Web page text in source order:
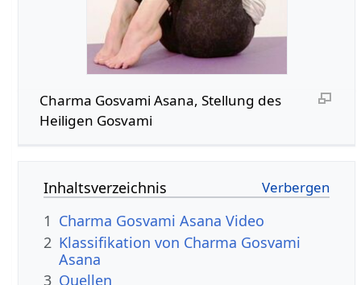
Charma Gosvami Asana, Stellung des
Heiligen Gosvami
Inhaltsverzeichnis
1 Charma Gosvami Asana Video
2 Klassifikation von Charma Gosvami
Asana
3 Quellen